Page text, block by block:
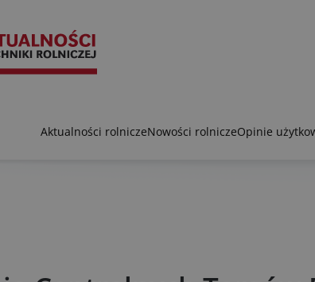
Aktualności rolniczeNowości rolniczeOpinie